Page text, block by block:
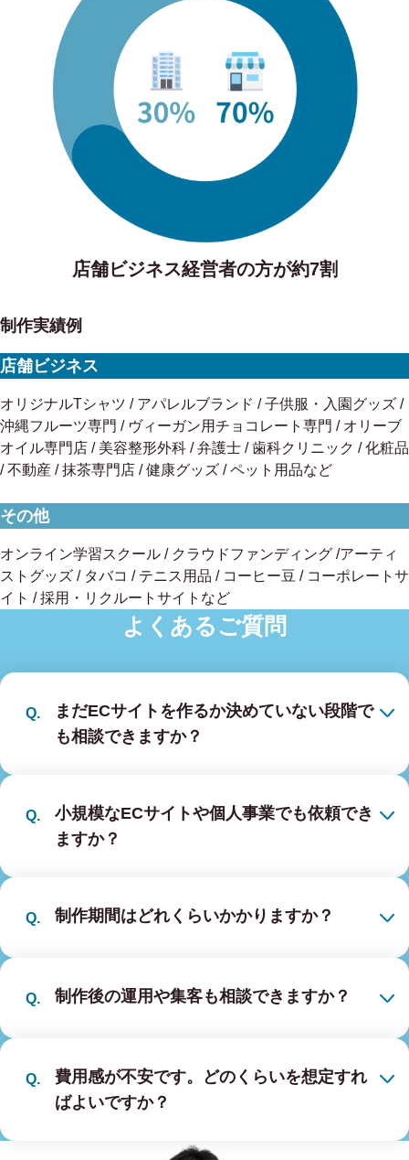
店舗ビジネス経営者の方が約7割
制作実績例
店舗ビジネス
オリジナルTシャツ / アパレルブランド / 子供服・入園グッズ /
沖縄フルーツ専門 / ヴィーガン用チョコレート専門 / オリーブ
オイル専門店 / 美容整形外科 / 弁護士 / 歯科クリニック / 化粧品
/ 不動産 / 抹茶専門店 / 健康グッズ / ペット用品など
その他
オンライン学習スクール / クラウドファンディング /アーティ
ストグッズ / タバコ / テニス用品 / コーヒー豆 / コーポレートサ
イト / 採用・リクルートサイトなど
よくあるご質問
まだECサイトを作るか決めていない段階で
も相談できますか？
小規模なECサイトや個人事業でも依頼でき
ますか？
制作期間はどれくらいかかりますか？
制作後の運用や集客も相談できますか？
費用感が不安です。どのくらいを想定すれ
ばよいですか？